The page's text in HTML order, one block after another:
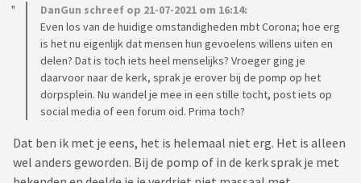
DanGun schreef op 21-07-2021 om 16:14:
Even los van de huidige omstandigheden mbt Corona; hoe erg
is het nu eigenlijk dat mensen hun gevoelens willens uiten en
delen? Dat is toch iets heel menselijks? Vroeger ging je
daarvoor naar de kerk, sprak je erover bij de pomp op het
dorpsplein. Nu wandel je mee in een stille tocht, post iets op
social media of een forum oid. Prima toch?
Dat ben ik met je eens, het is helemaal niet erg. Het is alleen
wel anders geworden. Bij de pomp of in de kerk sprak je met